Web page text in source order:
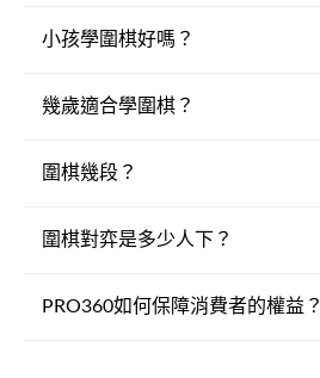
小孩學圍棋好嗎？
幾歲適合學圍棋？
圍棋幾段？
圍棋對弈是多少人下？
PRO360如何保障消費者的權益？